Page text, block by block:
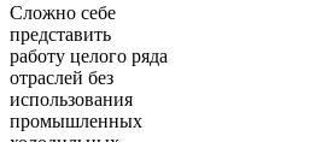
Сложно себе
представить
работу целого ряда
отраслей без
использования
промышленных